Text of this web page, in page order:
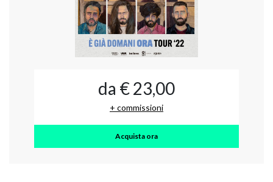
da € 23,00
+ commissioni
Acquista ora